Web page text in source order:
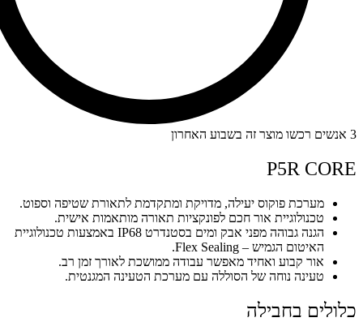
3 אנשים רכשו מוצר זה בשבוע האחרון
P5R CORE
מערכת פוקוס יעילה, מדויקת ומתקדמת לתאורת שטיפה וספוט.
טכנולוגיית אור חכם לפונקציות תאורה מותאמות אישית.
הגנה גבוהה מפני אבק ומים בסטנדרט IP68 באמצעות טכנולוגיית
האיטום הגמיש – Flex Sealing.
אור קבוע ואחיד מאפשר עבודה ממושכת לאורך זמן רב.
טעינה נוחה של הסוללה עם מערכת הטעינה המגנטית.
כלולים בחבילה